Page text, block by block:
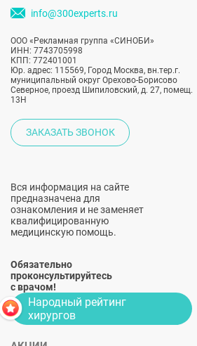
info@300experts.ru
ООО «Рекламная группа «СИНОБИ»
ИНН: 7743705998
КПП: 772401001
Юр. адрес: 115569, Город Москва, вн.тер.г.
муниципальный округ Орехово-Борисово
Северное, проезд Шипиловский, д. 27, помещ.
13Н
ЗАКАЗАТЬ ЗВОНОК
Вся информация на сайте
предназначена для
ознакомления и не заменяет
квалифицированную
медицинскую помощь.
Обязательно
проконсультируйтесь
с врачом!
Народный рейтинг
хирургов